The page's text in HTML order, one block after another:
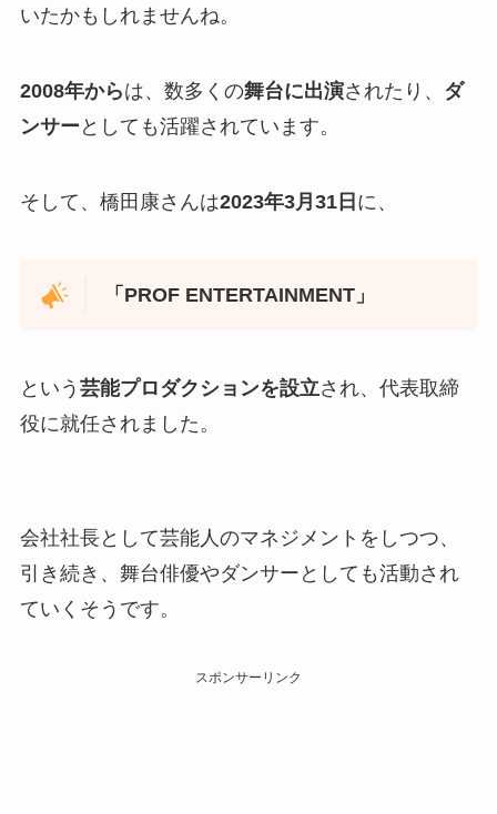
いたかもしれませんね。
2008年からは、数多くの舞台に出演されたり、 ダ
ンサー としても活躍されています。
そして、橋田康さんは2023年3月31日 に、
「PROF ENTERTAINMENT」
という 芸能プロダクションを設立され、代表取締
役に就任されました。
会社社長として芸能人のマネジメントをしつつ、
引き続き、舞台俳優やダンサーとしても活動され
ていくそうです。
スポンサーリンク